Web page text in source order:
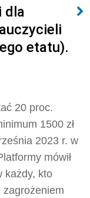
dla
etatu).
20 proc.
1500 zł
2023 r. w
mówił
każdy, kto